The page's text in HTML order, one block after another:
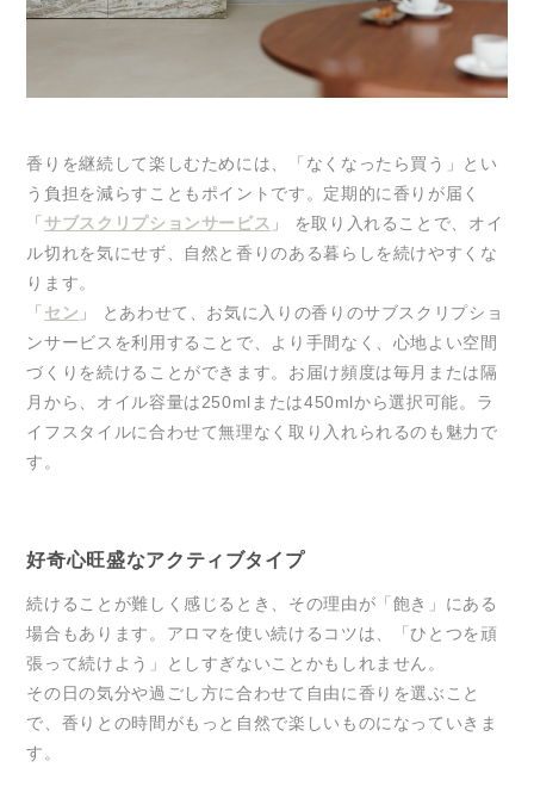
香りを継続して楽しむためには、「なくなったら買う」とい
う負担を減らすこともポイントです。定期的に香りが届く
「サブスクリプションサービス 」 を取り入れることで、オイ
ル切れを気にせず、自然と香りのある暮らしを続けやすくな
ります。
「 セン 」 とあわせて、お気に入りの香りのサブスクリプショ
ンサービスを利用することで、より手間なく、心地よい空間
づくりを続けることができます。お届け頻度は毎月または隔
月から、オイル容量は250mlまたは450mlから選択可能。ラ
イフスタイルに合わせて無理なく取り入れられるのも魅力で
す。
好奇心旺盛なアクティブタイプ
続けることが難しく感じるとき、その理由が「飽き」にある
場合もあります。アロマを使い続けるコツは、「ひとつを頑
張って続けよう」としすぎないことかもしれません。
その日の気分や過ごし方に合わせて自由に香りを選ぶこと
で、香りとの時間がもっと自然で楽しいものになっていきま
す。